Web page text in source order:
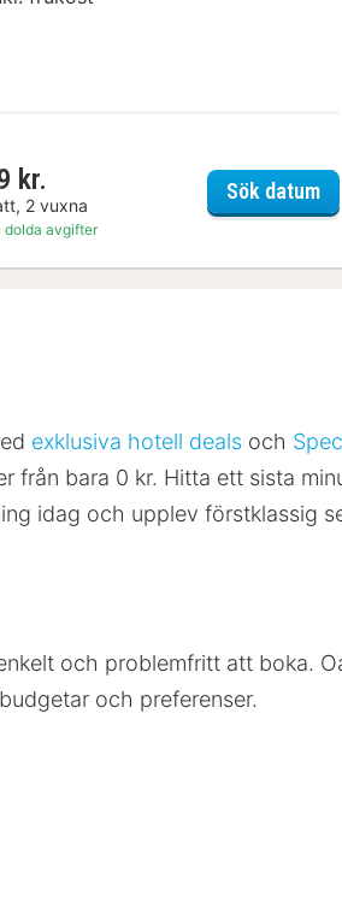
- Hotel, Spa & Resort
kr.
2 vuxna
dolda avgifter
Sök datum
exklusiva hotell deals och
från bara 0 kr. Hitta ett sista
idag och upplev förstklassig
och problemfritt att boka.
och preferenser.